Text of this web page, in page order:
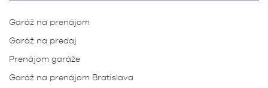
Garáž na prenájom
Garáž na predaj
Prenájom garáže
Garáž na prenájom Bratislava